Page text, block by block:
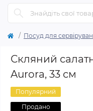
Посуд для
Скляний
Aurora, 33 см
Популярний
Продано